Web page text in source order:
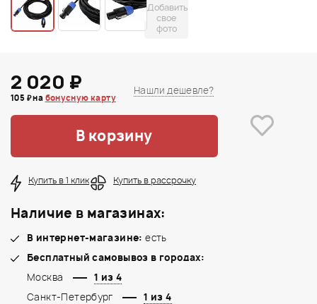
Добавить
свое
фото
2 020 ₽
105 ₽ на бонусную карту
Нашли дешевле?
В корзину
Купить в 1 клик Купить в рассрочку
Наличие в магазинах:
В интернет-магазине: есть
Бесплатный самовывоз в городах:
Москва
1 из 4
Санкт-Петербург
1 из 4